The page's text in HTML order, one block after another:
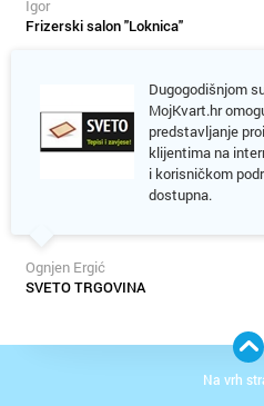
Igor
Frizerski salon "Loknica"
Dugogodišnjom
MojKvart.hr
predstavljanje
klijentima na
i korisničkom
dostupna.
Ognjen Ergić
SVETO TRGOVINA
Na vrh